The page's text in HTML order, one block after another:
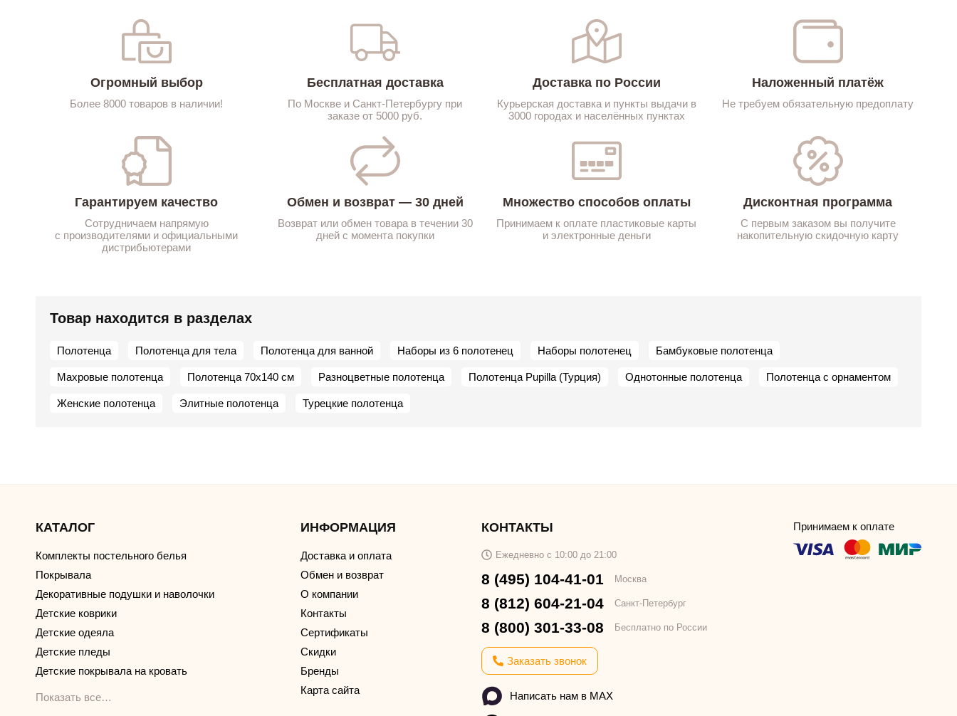
Огромный выбор
Более 8000 товаров в наличии!
Бесплатная доставка
По Москве и Санкт-Петербургу при
заказе от 5000 руб.
Доставка по России
Курьерская доставка и пункты выдачи в
3000 городах и населённых пунктах
Наложенный платёж
Не требуем обязательную предоплату
Гарантируем качество
Сотрудничаем напрямую
с производителями и официальными
дистрибьютерами
Обмен и возврат — 30 дней
Возврат или обмен товара в течении 30
дней с момента покупки
Множество способов оплаты
Принимаем к оплате пластиковые карты
и электронные деньги
Дисконтная программа
С первым заказом вы получите
накопительную скидочную карту
Товар находится в разделах
Полотенца Полотенца для тела Полотенца для ванной Наборы из 6 полотенец Наборы полотенец Бамбуковые полотенца
Махровые полотенца Полотенца 70х140 см Разноцветные полотенца Полотенца Pupilla (Турция) Однотонные полотенца Полотенца с орнаментом
Женские полотенца Элитные полотенца Турецкие полотенца
КАТАЛОГ
Комплекты постельного белья
Покрывала
Декоративные подушки и наволочки
Детские коврики
Детские одеяла
Детские пледы
Детские покрывала на кровать
Показать все…
ИНФОРМАЦИЯ
Доставка и оплата
Обмен и возврат
О компании
Контакты
Сертификаты
Скидки
Бренды
Карта сайта
КОНТАКТЫ
Ежедневно с 10:00 до 21:00
8 (495) 104-41-01 Москва
8 (812) 604-21-04 Санкт-Петербург
8 (800) 301-33-08 Бесплатно по России
Заказать звонок
Написать нам в MAX
Принимаем к оплате